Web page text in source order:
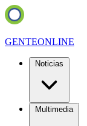
GENTEONLINE
Noticias
Multimedia